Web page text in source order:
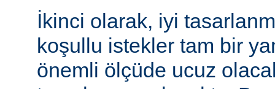
İkinci olarak, iyi
koşullu istekler tam bir
önemli ölçüde ucuz